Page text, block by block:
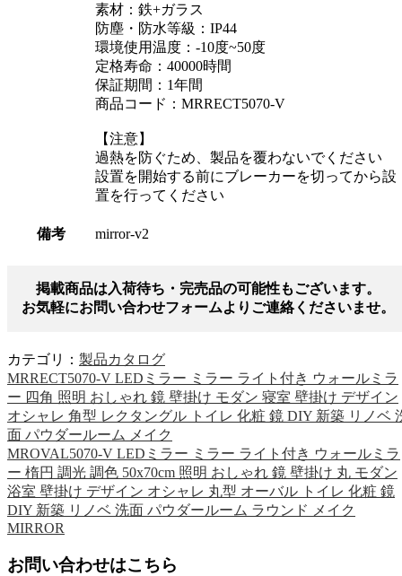
素材：鉄+ガラス
防塵・防水等級：IP44
環境使用温度：-10度~50度
定格寿命：40000時間
保証期間：1年間
商品コード：MRRECT5070-V
【注意】
過熱を防ぐため、製品を覆わないでください
設置を開始する前にブレーカーを切ってから設
置を行ってください
備考 mirror-v2
掲載商品は入荷待ち・完売品の可能性もございます。
お気軽にお問い合わせフォームよりご連絡くださいませ。
カテゴリ： 製品カタログ
MRRECT5070-V LEDミラー ミラー ライト付き ウォールミラ
ー 四角 照明 おしゃれ 鏡 壁掛け モダン 寝室 壁掛け デザイン
オシャレ 角型 レクタングル トイレ 化粧 鏡 DIY 新築 リノベ
面 パウダールーム メイク
MROVAL5070-V LEDミラー ミラー ライト付き ウォールミラ
ー 楕円 調光 調色 50x70cm 照明 おしゃれ 鏡 壁掛け 丸 モダン
浴室 壁掛け デザイン オシャレ 丸型 オーバル トイレ 化粧 鏡
DIY 新築 リノベ 洗面 パウダールーム ラウンド メイク
MIRROR
お問い合わせはこちら